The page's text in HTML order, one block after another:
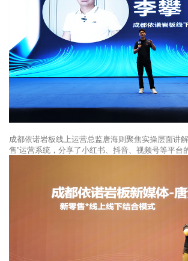
成都依诺岩板线上运营总监唐海则聚焦实操层面讲
售”运营系统，分享了小红书、抖音、视频号等平台